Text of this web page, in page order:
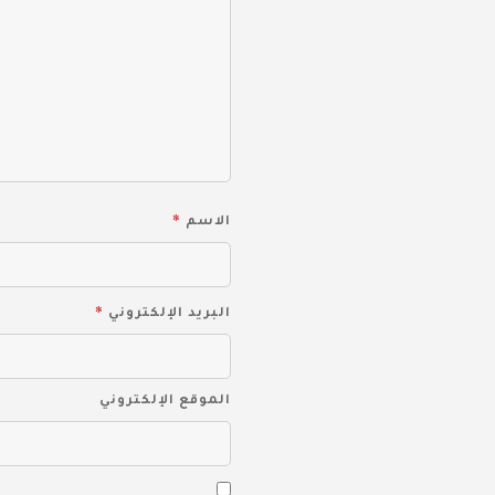
الاسم *
البريد الإلكتروني *
الموقع الإلكتروني